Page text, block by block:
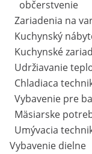
občerstvenie
Zariadenia na
Kuchynský
Kuchynské
Udržiavanie
Chladiaca
Vybavenie pre
Mäsiarske
Umývacia
Vybavenie dielne